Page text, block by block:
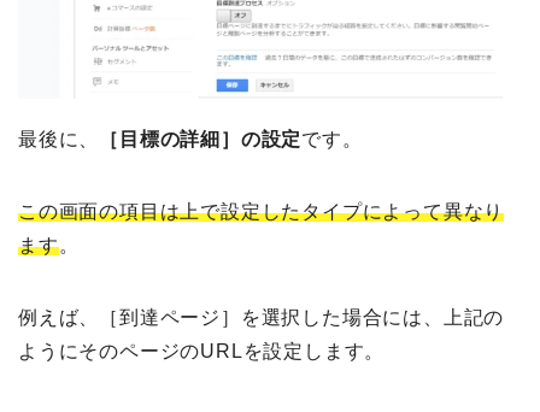
最後に、 ［目標の詳細］の設定です。
この画面の項目は上で設定したタイプによって異なり
ます。
例えば、［到達ページ］を選択した場合には、上記の
ようにそのページのURLを設定します。